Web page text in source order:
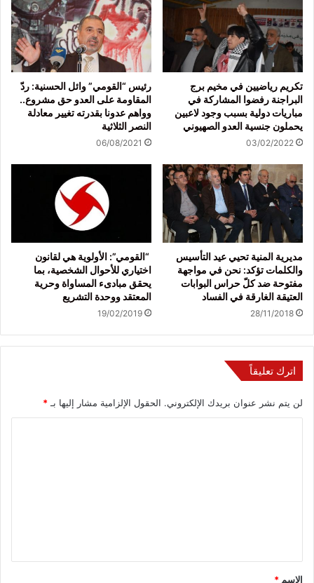
تكريم رياضيين في مخيم برج
البراجنة رفضوا المشاركة في
مباريات دولية بسبب وجود لاعبين
يحملون جنسية العدو الصهيوني
03/02/2022
رئيس “القومي” وائل الحسنية: ردّ
المقاومة على العدو حق مشروع..
وواهم عدونا بقدرته تغيير معادلة
النصر الثلاثية
06/08/2021
مديرية المنية تحيي عيد التأسيس
والكلمات تؤكد: نحن في مواجهة
مفتوحة ضد كلّ حراس البوابات
العتيقة الغارقة في الفساد
28/11/2018
“القومي”: الأولوية هي لقانون
اختياري للأحوال الشخصية، بما
يحقق مبادىء المساواة وحرية
المعتقد ووحدة التشريع
19/02/2019
اترك تعليقاً
لن يتم نشر عنوان بريدك الإلكتروني. الحقول الإلزامية مشار إليها بـ*
*
الاسم *